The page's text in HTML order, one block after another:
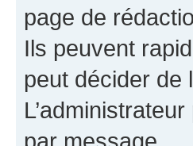
page de
Ils peuvent
peut décider de
par message.